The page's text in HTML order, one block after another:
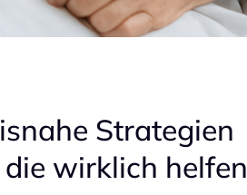
Strategien
wirklich helfen